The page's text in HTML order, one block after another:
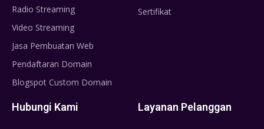
Radio Streaming
Video Streaming
Jasa Pembuatan Web
Pendaftaran Domain
Blogspot Custom Domain
Sertifikat
Hubungi Kami Layanan Pelanggan